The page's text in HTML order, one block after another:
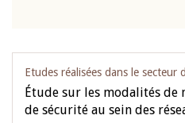
Etudes réalisées dans le secteur
Étude sur les modalités de
de sécurité au sein des